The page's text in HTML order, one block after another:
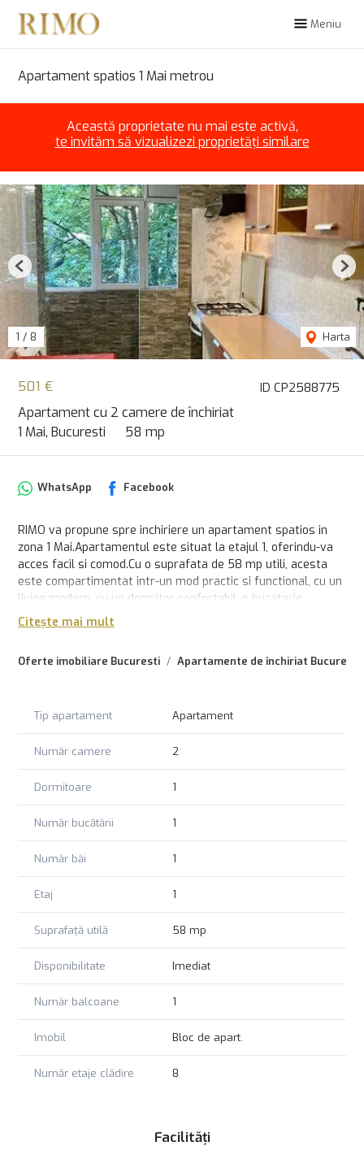
Meniu
Apartament spatios 1 Mai metrou
Această proprietate nu mai este activă,
te invităm să vizualizezi proprietăți similare
ID CP2588775
501 €
Apartament cu 2 camere de închiriat
1 Mai, Bucuresti
58 mp
1 / 8 Harta
Previous
Oferte imobiliare Bucuresti Apartamente de închiriat Bucuresti
WhatsApp Facebook
RIMO va propune spre inchiriere un apartament spatios in
zona 1 Mai.Apartamentul este situat la etajul 1, oferindu-va
acces facil si comod.Cu o suprafata de 58 mp utili, acesta
este compartimentat intr-un mod practic si functional, cu un
living modern, cu un dormitor confortabil, o bucatarie
complet utilata, un grup sanitar, un balcon, plus multe spatii
de depozitare.
ezitați să ne contactați. Echipa RIMO vă stă la dispoziție cu
cămin ideal pentru dumneavoastră.
Citește mai mult
Tip apartament Apartament
Număr camere 2
Dormitoare 1
Număr bucătării 1
Număr băi 1
Etaj 1
Suprafață utilă 58 mp
Disponibilitate Imediat
Număr balcoane 1
Imobil Bloc de apart.
Număr etaje clădire 8
Facilități